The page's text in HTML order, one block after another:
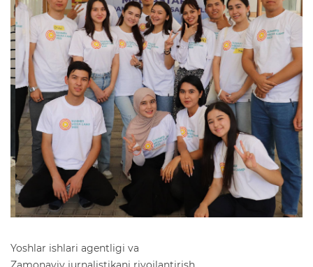
Yoshlar ishlari agentligi va